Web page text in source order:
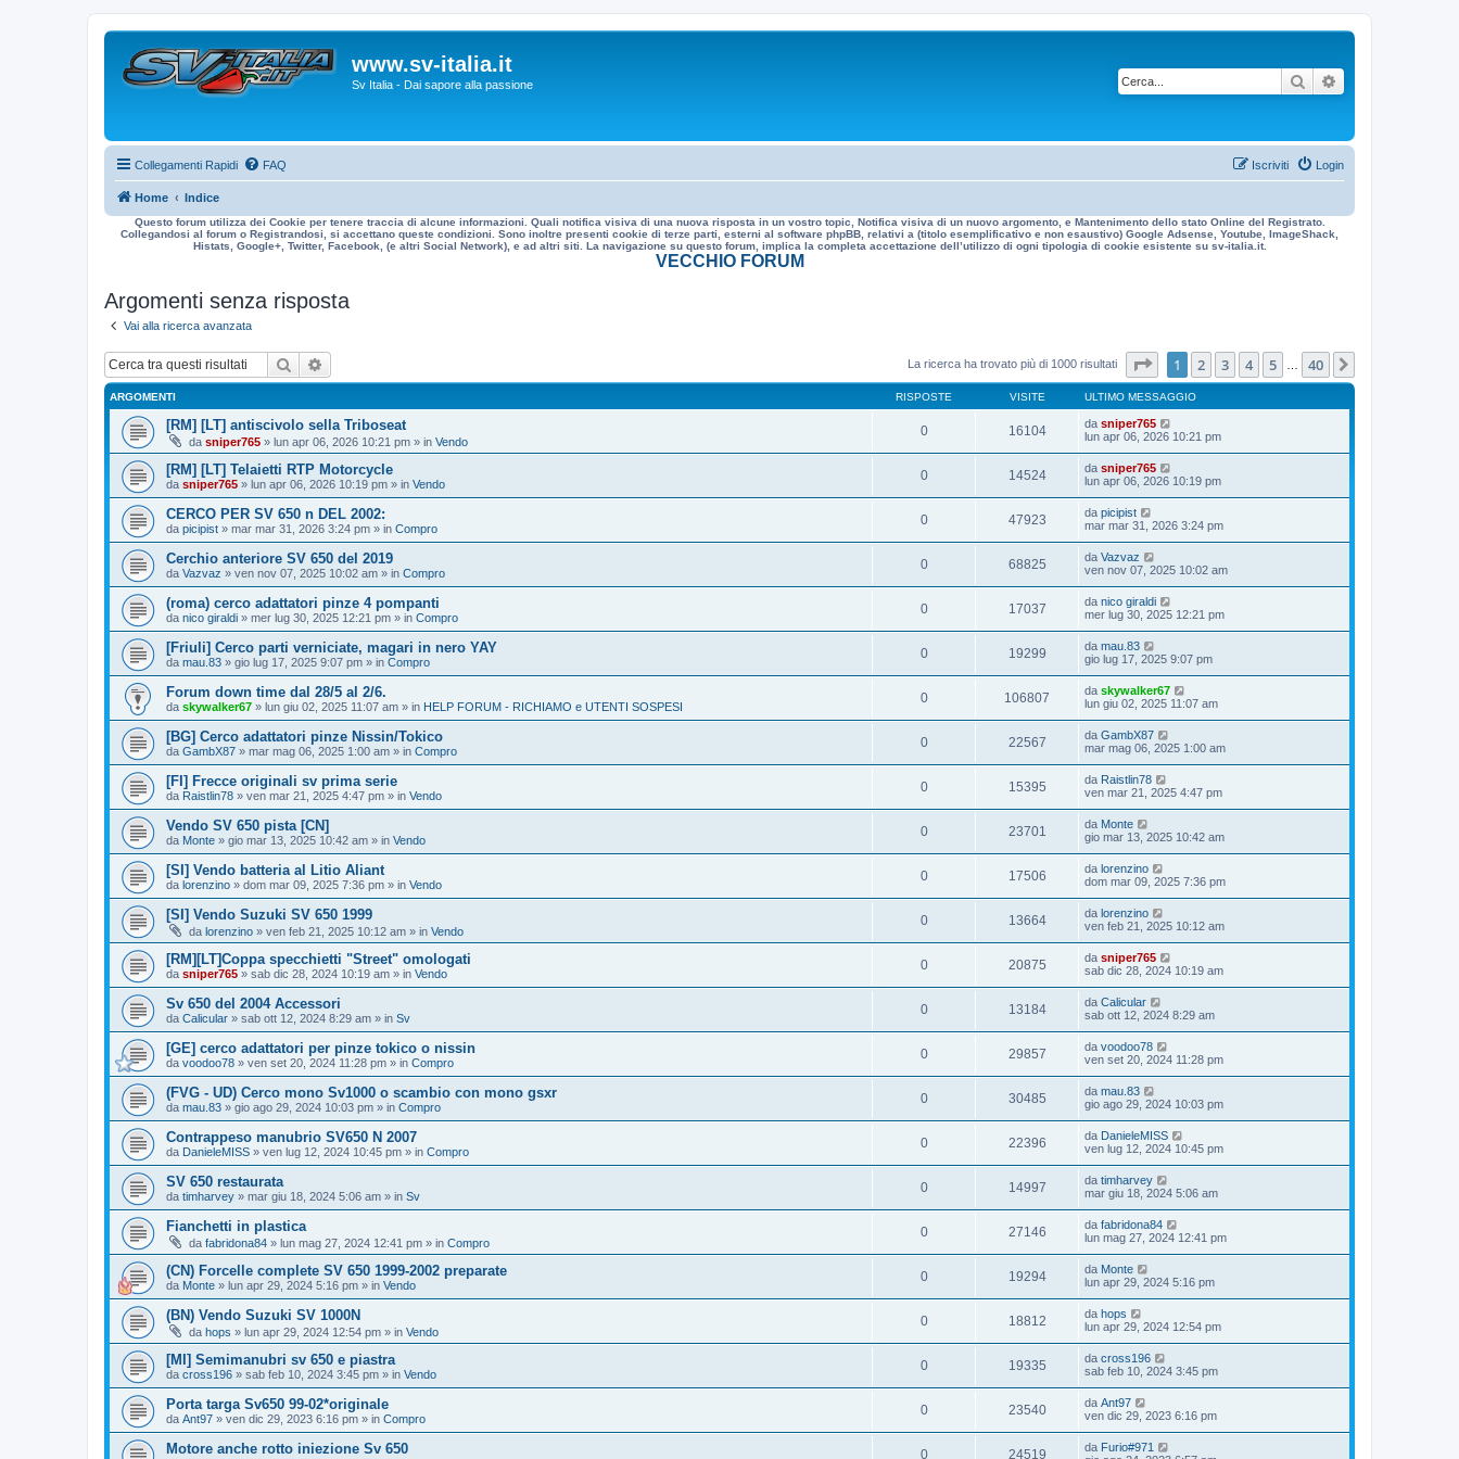
www.sv-italia.it
Sv Italia - Dai sapore alla passione Cerca
Collegamenti Rapidi FAQ Login
Iscriviti
Home Indice
Questo forum utilizza dei Cookie per tenere traccia di alcune informazioni. Quali notifica visiva di una nuova risposta in un vostro topic, Notifica visiva di un nuovo argomento, e Mantenimento dello stato Online del Registrato.
Collegandosi al forum o Registrandosi, si accettano queste condizioni. Sono inoltre presenti cookie di terze parti, esterni al software phpBB, relativi a (titolo esemplificativo e non esaustivo) Google Adsense, Youtube, ImageShack,
Histats, Google+, Twitter, Facebook, (e altri Social Network), e ad altri siti. La navigazione su questo forum, implica la completa accettazione dell’utilizzo di ogni tipologia di cookie esistente su sv-italia.it.
VECCHIO FORUM
Argomenti senza risposta
Vai alla ricerca avanzata
Cerca La ricerca ha trovato più di 1000 risultati Pagina1 di
1 2 3 4 5 40
ARGOMENTI RISPOSTE VISITE ULTIMO MESSAGGIO
[RM] [LT] antiscivolo sella Triboseat
da sniper765 » lun apr 06, 2026 10:21 pm » in Vendo
0 16104 da sniper765
lun apr 06, 2026 10:21 pm
[RM] [LT] Telaietti RTP Motorcycle
da sniper765 » lun apr 06, 2026 10:19 pm » in Vendo
0 14524 da sniper765
lun apr 06, 2026 10:19 pm
CERCO PER SV 650 n DEL 2002:
da picipist » mar mar 31, 2026 3:24 pm » in Compro
0 47923 da picipist
mar mar 31, 2026 3:24 pm
Cerchio anteriore SV 650 del 2019
da Vazvaz » ven nov 07, 2025 10:02 am » in Compro
0 68825 da Vazvaz
ven nov 07, 2025 10:02 am
(roma) cerco adattatori pinze 4 pompanti
da nico giraldi » mer lug 30, 2025 12:21 pm » in Compro
0 17037 da nico giraldi
mer lug 30, 2025 12:21 pm
[Friuli] Cerco parti verniciate, magari in nero YAY
da mau.83 » gio lug 17, 2025 9:07 pm » in Compro
0 19299 da mau.83
gio lug 17, 2025 9:07 pm
Forum down time dal 28/5 al 2/6.
da skywalker67 » lun giu 02, 2025 11:07 am » in HELP FORUM - RICHIAMO e UTENTI SOSPESI
0 106807 da skywalker67
lun giu 02, 2025 11:07 am
[BG] Cerco adattatori pinze Nissin/Tokico
da GambX87 » mar mag 06, 2025 1:00 am » in Compro
0 22567 da GambX87
mar mag 06, 2025 1:00 am
[FI] Frecce originali sv prima serie
da Raistlin78 » ven mar 21, 2025 4:47 pm » in Vendo
0 15395 da Raistlin78
ven mar 21, 2025 4:47 pm
Vendo SV 650 pista [CN]
da Monte » gio mar 13, 2025 10:42 am » in Vendo
0 23701 da Monte
gio mar 13, 2025 10:42 am
[SI] Vendo batteria al Litio Aliant
da lorenzino » dom mar 09, 2025 7:36 pm » in Vendo
0 17506 da lorenzino
dom mar 09, 2025 7:36 pm
[SI] Vendo Suzuki SV 650 1999
da lorenzino » ven feb 21, 2025 10:12 am » in Vendo
0 13664 da lorenzino
ven feb 21, 2025 10:12 am
[RM][LT]Coppa specchietti "Street" omologati
da sniper765 » sab dic 28, 2024 10:19 am » in Vendo
0 20875 da sniper765
sab dic 28, 2024 10:19 am
Sv 650 del 2004 Accessori
da Calicular » sab ott 12, 2024 8:29 am » in Sv
0 13184 da Calicular
sab ott 12, 2024 8:29 am
[GE] cerco adattatori per pinze tokico o nissin
da voodoo78 » ven set 20, 2024 11:28 pm » in Compro
0 29857 da voodoo78
ven set 20, 2024 11:28 pm
(FVG - UD) Cerco mono Sv1000 o scambio con mono gsxr
da mau.83 » gio ago 29, 2024 10:03 pm » in Compro
0 30485 da mau.83
gio ago 29, 2024 10:03 pm
Contrappeso manubrio SV650 N 2007
da DanieleMISS » ven lug 12, 2024 10:45 pm » in Compro
0 22396 da DanieleMISS
ven lug 12, 2024 10:45 pm
SV 650 restaurata
da timharvey » mar giu 18, 2024 5:06 am » in Sv
0 14997 da timharvey
mar giu 18, 2024 5:06 am
Fianchetti in plastica
da fabridona84 » lun mag 27, 2024 12:41 pm » in Compro
0 27146 da fabridona84
lun mag 27, 2024 12:41 pm
(CN) Forcelle complete SV 650 1999-2002 preparate
da Monte » lun apr 29, 2024 5:16 pm » in Vendo
0 19294 da Monte
lun apr 29, 2024 5:16 pm
(BN) Vendo Suzuki SV 1000N
da hops » lun apr 29, 2024 12:54 pm » in Vendo
0 18812 da hops
lun apr 29, 2024 12:54 pm
[MI] Semimanubri sv 650 e piastra
da cross196 » sab feb 10, 2024 3:45 pm » in Vendo
0 19335 da cross196
sab feb 10, 2024 3:45 pm
Porta targa Sv650 99-02*originale
da Ant97 » ven dic 29, 2023 6:16 pm » in Compro
0 23540 da Ant97
ven dic 29, 2023 6:16 pm
Motore anche rotto iniezione Sv 650 0 24519 da Furio#971